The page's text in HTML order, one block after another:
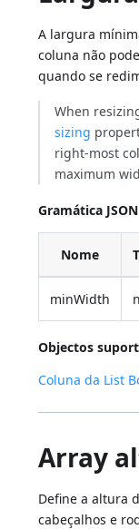
A largura
coluna não
quando se
When
sizing
right-most
maximum
Gramática JSON
Nome
minWidth
Objectos
Coluna da List
Array
Define a altura
cabeçalhos e